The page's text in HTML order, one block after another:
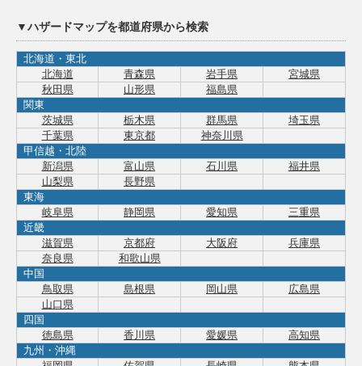
▼ハザードマップを都道府県から検索
北海道・東北
北海道
青森県 岩手県
宮城県
秋田県
山形県
福島県
関東
茨城県
栃木県 群馬県
埼玉県
千葉県
東京都
神奈川県
甲信越・北陸
新潟県
富山県 石川県
福井県
山梨県
長野県
東海
岐阜県
静岡県 愛知県
三重県
近畿
滋賀県
京都府 大阪府
兵庫県
奈良県
和歌山県
中国
鳥取県
島根県 岡山県
広島県
山口県
四国
徳島県
香川県 愛媛県
高知県
九州・沖縄